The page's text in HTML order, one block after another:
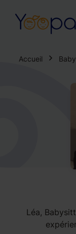
Accueil
Léa,